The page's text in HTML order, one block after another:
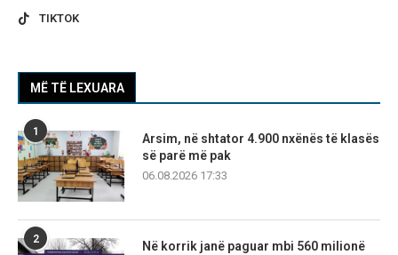
TIKTOK
MË TË LEXUARA
1
Arsim, në shtator 4.900 nxënës të klasës
së parë më pak
06.08.2026 17:33
2
Në korrik janë paguar mbi 560 milionë